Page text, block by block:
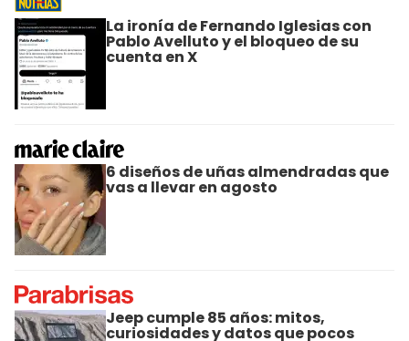
La ironía de Fernando Iglesias con
Pablo Avelluto y el bloqueo de su
cuenta en X
6 diseños de uñas almendradas que
vas a llevar en agosto
Jeep cumple 85 años: mitos,
curiosidades y datos que pocos